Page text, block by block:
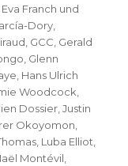
Eva Franch und
Dory,
, GCC, Gerald
, Glenn
, Hans Ulrich
Woodcock,
Dossier,Justin
Okoyomon,
, Luba Elliot,
Montévil,